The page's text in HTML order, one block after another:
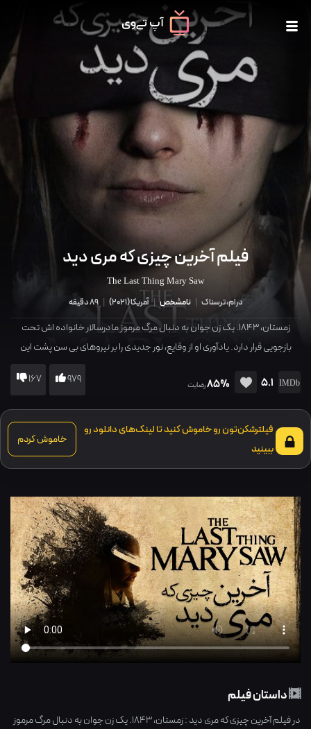
فیلم آخرین چیزی که مری دید
The Last Thing Mary Saw
درام، ترسناک | نامشخص | آمریکا(
2021
)
| 89 دقیقه
زمستان، 1843. یک زن جوان به دنبال مرگ مرموز مادرسالار خانواده اش تحت
بازجویی قرار دارد. یادآوری او از وقایع، نور جدیدی را بر نیروهای بی سن پشت این
5.1
85%رضایت 979
167
فیلترشکن‌تون رو خاموش کنید تا لینک‌های دانلود رو
ببینید
خاموش کردم
داستان فیلم
در فیلم آخرین چیزی که مری دید : زمستان، 1843. یک زن جوان به دنبال مرگ مرموز